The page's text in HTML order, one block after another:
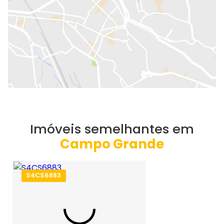
Imóveis semelhantes em
Campo Grande
S4CS6883